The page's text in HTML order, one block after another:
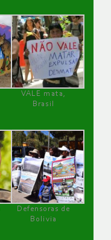
VALE mata,
Brasil
Defensoras de
Bolivia